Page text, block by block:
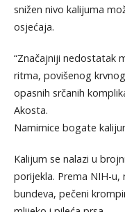
snižen nivo kalijuma
osjećaja.
“Značajniji nedostatak
ritma, povišenog
opasnih srčanih
Akosta.
Namirnice bogate
Kalijum se nalazi u
porijekla. Prema NIH-u,
bundeva, pečeni